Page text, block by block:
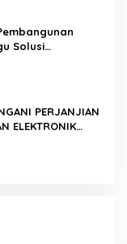
Solusi
PERJANJIAN
ELEKTRONIK